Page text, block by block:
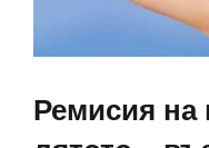
Ремисия на